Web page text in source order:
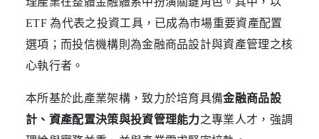
ETF 為代表之投資工具，已成為市場重要資產配置
選項；而投信機構則為金融商品設計與資產管理之核
心執行者。
本所基於此產業架構，致力於培育具備金融商品設
計、資產配置決策與投資管理能力之專業人才，強調